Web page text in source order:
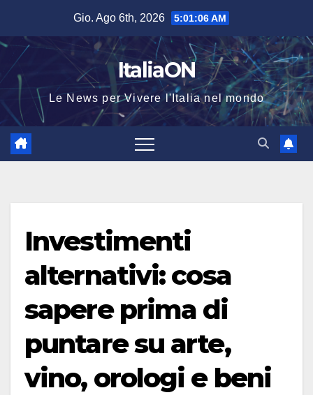
contenuto
Gio. Ago 6th, 2026 5:01:06 AM
ItaliaON
Le News per Vivere l'Italia nel mondo
Investimenti
alternativi: cosa
sapere prima di
puntare su arte,
vino, orologi e beni